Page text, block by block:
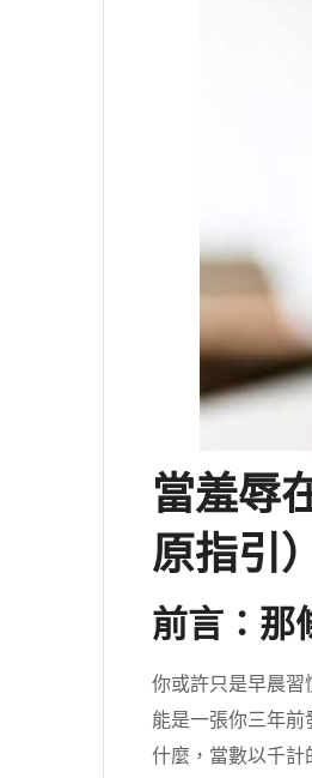
當羞辱
原指引）
前言：那
你或許只是早晨
能是一張你三年
什麼，當數以千